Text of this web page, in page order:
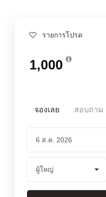
รายการโปรด
1,000
จองเลย สอบถาม